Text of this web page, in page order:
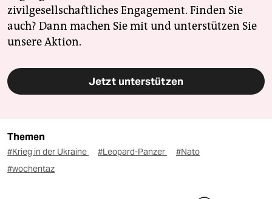
zivilgesellschaftliches Engagement. Finden Sie
auch? Dann machen Sie mit und unterstützen Sie
unsere Aktion.
Jetzt unterstützen
Themen
#Krieg in der Ukraine #Leopard-Panzer
#Nato
#wochentaz